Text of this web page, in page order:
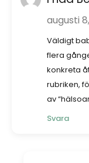
augusti
Väldigt
flera
konkreta
rubriken,
av
Svara